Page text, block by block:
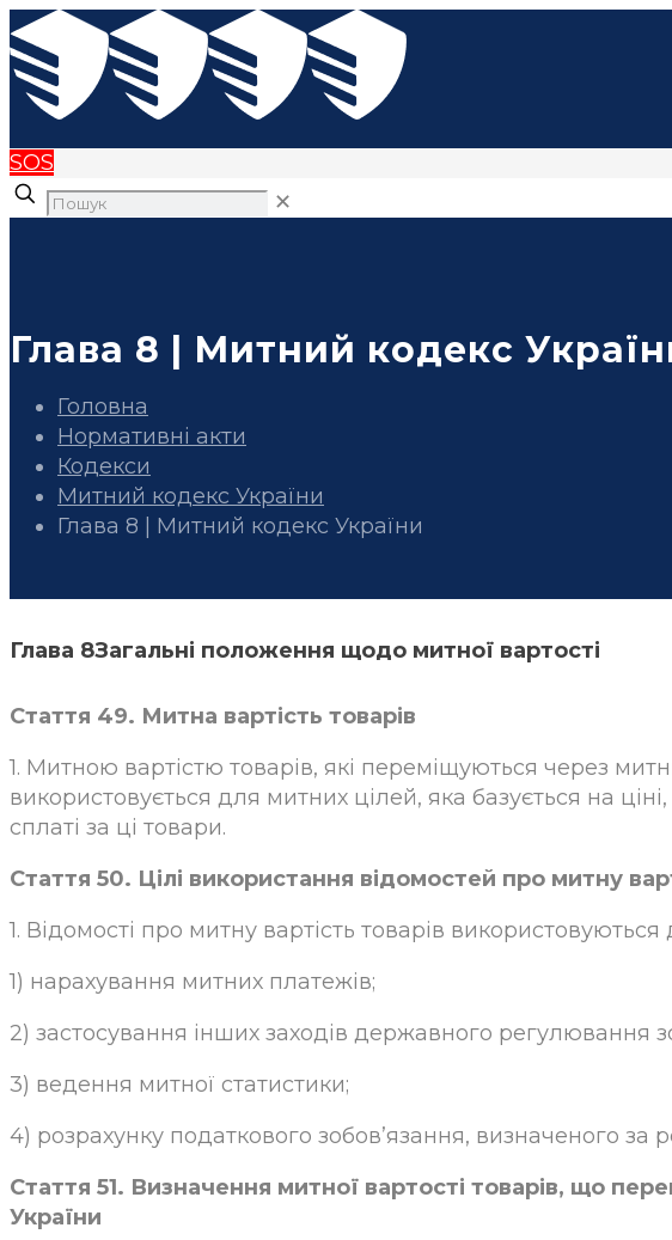
SOS
✕
Глава 8 | Митний кодекс
Головна
Нормативні акти
Кодекси
Митний кодекс України
Глава 8 | Митний кодекс України
Глава 8Загальні положення щодо митної вартості
Стаття 49. Митна вартість товарів
1. Митною вартістю товарів, які переміщуються через
використовується для митних цілей, яка базується на
сплаті за ці товари.
Стаття 50. Цілі використання відомостей про митну
1. Відомості про митну вартість товарів використовуються
1) нарахування митних платежів;
2) застосування інших заходів державного регулювання
3) ведення митної статистики;
4) розрахунку податкового зобов’язання, визначеного за
Стаття 51. Визначення митної вартості товарів, що
України